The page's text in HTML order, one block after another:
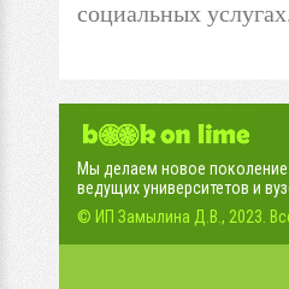
социальных
Мы делаем новое поколение
ведущих университетов и
© ИП Замылина Д.В., 2023.